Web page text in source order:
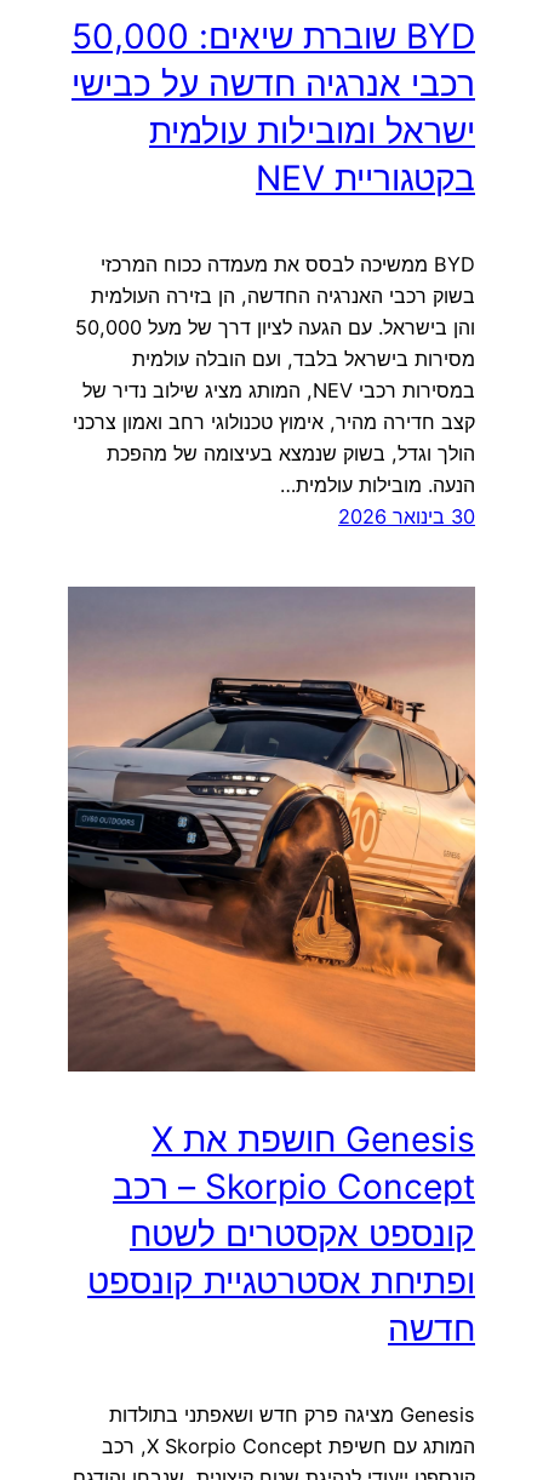
BYD שוברת שיאים: 50,000
רכבי אנרגיה חדשה על כבישי
ישראל ומובילות עולמית
בקטגוריית NEV
BYD ממשיכה לבסס את מעמדה ככוח המרכזי
בשוק רכבי האנרגיה החדשה, הן בזירה העולמית
והן בישראל. עם הגעה לציון דרך של מעל 50,000
מסירות בישראל בלבד, ועם הובלה עולמית
במסירות רכבי NEV, המותג מציג שילוב נדיר של
קצב חדירה מהיר, אימוץ טכנולוגי רחב ואמון צרכני
הולך וגדל, בשוק שנמצא בעיצומה של מהפכת
הנעה. מובילות עולמית…
30 בינואר 2026
Genesis חושפת את X
Skorpio Concept – רכב
קונספט אקסטרים לשטח
ופתיחת אסטרטגיית קונספט
חדשה
Genesis מציגה פרק חדש ושאפתני בתולדות
המותג עם חשיפת X Skorpio Concept, רכב